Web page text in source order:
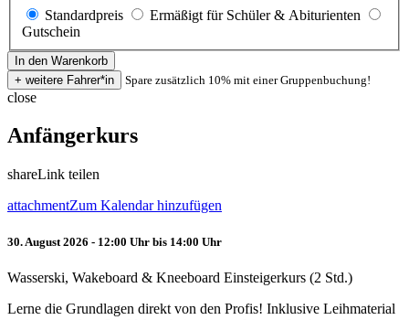
Standardpreis
Ermäßigt für Schüler & Abiturienten
Gutschein
Spare zusätzlich 10% mit einer Gruppenbuchung!
close
Anfängerkurs
shareLink teilen
attachmentZum Kalendar hinzufügen
30. August 2026 - 12:00 Uhr bis 14:00 Uhr
Wasserski, Wakeboard & Kneeboard Einsteigerkurs (2 Std.)
Lerne die Grundlagen direkt von den Profis! Inklusive Leihmaterial